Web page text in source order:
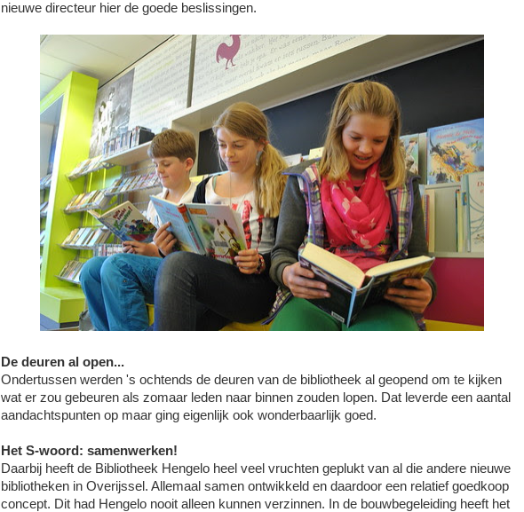
nieuwe directeur hier de goede beslissingen.
De deuren al open...
Ondertussen werden 's ochtends de deuren van de bibliotheek al geopend om te kijken
wat er zou gebeuren als zomaar leden naar binnen zouden lopen. Dat leverde een aantal
aandachtspunten op maar ging eigenlijk ook wonderbaarlijk goed.
Het S-woord: samenwerken!
Daarbij heeft de Bibliotheek Hengelo heel veel vruchten geplukt van al die andere nieuwe
bibliotheken in Overijssel. Allemaal samen ontwikkeld en daardoor een relatief goedkoop
concept. Dit had Hengelo nooit alleen kunnen verzinnen. In de bouwbegeleiding heeft het